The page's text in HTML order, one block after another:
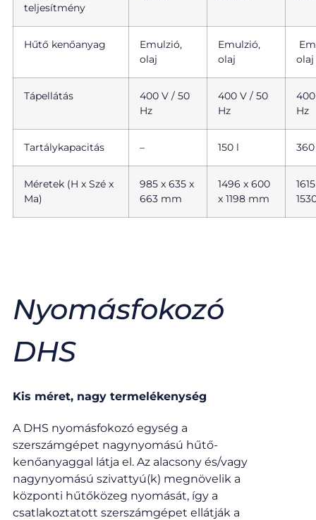
teljesítmény
Hűtő kenőanyag
Emulzió,
olaj
Emulzió,
olaj
olaj
Tápellátás
400 V / 50
Hz
400 V / 50
Hz
Hz
Tartálykapacitás – 150 l
Méretek (H x Szé x
Ma)
985 x 635 x
663 mm
1496 x 600
x 1198 mm
Nyomásfokozó
DHS​
Kis méret, nagy termelékenység
A DHS nyomásfokozó egység a
szerszámgépet nagynyomású hűtő-
kenőanyaggal látja el. Az alacsony és/vagy
nagynyomású szivattyú(k) megnövelik a
központi hűtőközeg nyomását, így a
csatlakoztatott szerszámgépet ellátják a